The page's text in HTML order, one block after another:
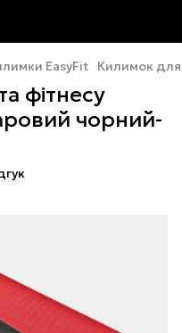
EasyFit Килимок для
фітнесу
чорний-